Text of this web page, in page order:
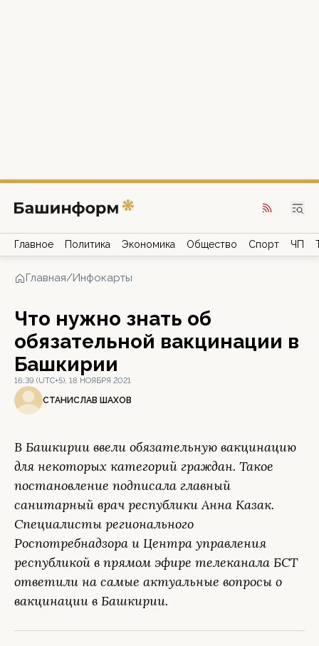
Главное Политика Экономика Общество Спорт ЧП
Главная/Инфокарты
Что нужно знать об
обязательной вакцинации в
Башкирии
16:39 (UTC+5), 18 НОЯБРЯ 2021
СТАНИСЛАВ ШАХОВ
В Башкирии ввели обязательную вакцинацию
для некоторых категорий граждан. Такое
постановление подписала главный
санитарный врач республики Анна Казак.
Специалисты регионального
Роспотребнадзора и Центра управления
республикой в прямом эфире телеканала БСТ
ответили на самые актуальные вопросы о
вакцинации в Башкирии.